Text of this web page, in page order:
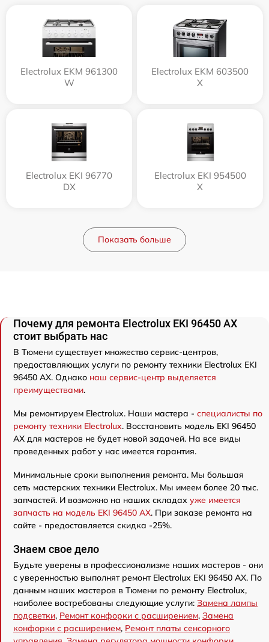
Electrolux EKM 961300
W
Electrolux EKM 603500
X
Electrolux EKI 96770
DX
Electrolux EKI 954500
X
Показать больше
Почему для ремонта Electrolux EKI 96450 AX
стоит выбрать нас
В Тюмени существует множество сервис-центров,
предоставляющих услуги по ремонту техники Electrolux EKI
96450 AX. Однако наш сервис-центр выделяется
преимуществами.
Мы ремонтируем Electrolux. Наши мастера - специалисты по
ремонту техники Electrolux. Восстановить модель EKI 96450
AX для мастеров не будет новой задачей. На все виды
проведенных работ у нас имеется гарантия.
Минимальные сроки выполнения ремонта. Мы большая
сеть мастерских техники Electrolux. Мы имеем более 20 тыс.
запчастей. И возможно на наших складах уже имеется
запчасть на модель EKI 96450 AX. При заказе ремонта на
сайте - предоставляется скидка -25%.
Знаем свое дело
Будьте уверены в профессионализме наших мастеров - они
с уверенностью выполнят ремонт Electrolux EKI 96450 AX. По
данным наших мастеров в Тюмени по ремонту Electrolux,
наиболее востребованы следующие услуги: Замена лампы
подсветки, Ремонт конфорки с расширением, Замена
конфорки с расширением, Ремонт платы сенсорного